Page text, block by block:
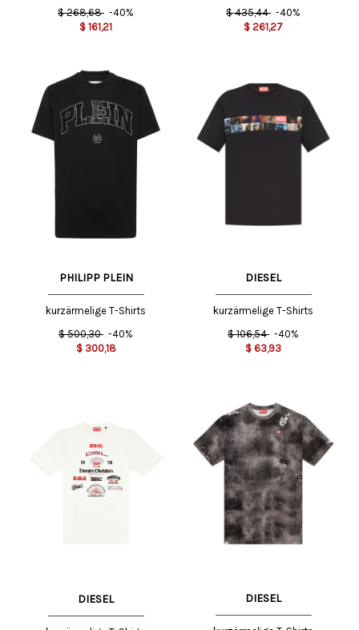
$ 268,68 -40%
$ 161,21
$ 435,44 -40%
$ 261,27
PHILIPP PLEIN
kurzärmelige T-Shirts
$ 500,30 -40%
$ 300,18
DIESEL
kurzärmelige T-Shirts
$ 106,54 -40%
$ 63,93
DIESEL DIESEL